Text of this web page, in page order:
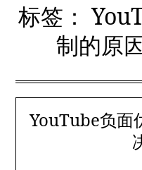
标签：
制的原
YouTube负面